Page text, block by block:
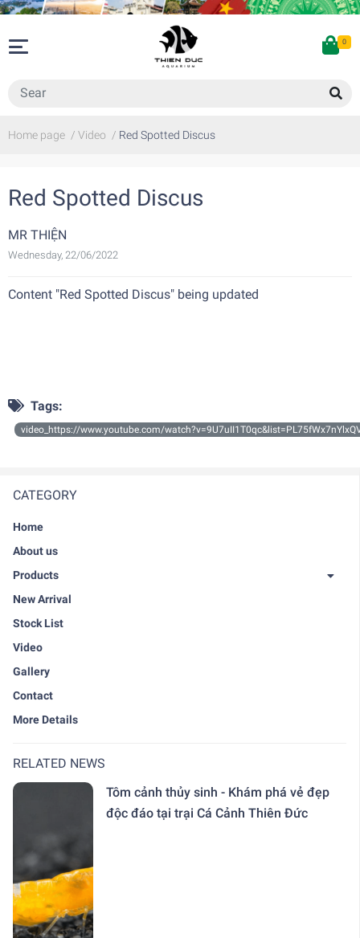
0
Home page / Video / Red Spotted Discus
CATEGORY
Home
About us
Products
New Arrival
Stock List
Video
Gallery
Contact
More Details
RELATED NEWS
Tôm cảnh thủy sinh - Khám phá vẻ đẹp
độc đáo tại trại Cá Cảnh Thiên Đức
Red Spotted Discus
MR THIỆN
Wednesday, 22/06/2022
Content "Red Spotted Discus" being updated
Tags:
video_https://www.youtube.com/